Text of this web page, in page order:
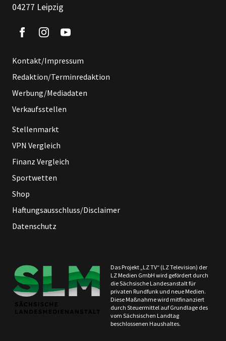
04277 Leipzig
Kontakt/Impressum
Redaktion/Terminredaktion
Werbung/Mediadaten
Verkaufsstellen
Stellenmarkt
VPN Vergleich
Finanz Vergleich
Sportwetten
Shop
Haftungsausschluss/Disclaimer
Datenschutz
Das Projekt „LZ TV“ (LZ Television) der
LZ Medien GmbH wird gefördert durch
die Sächsische Landesanstalt für
privaten Rundfunk und neue Medien.
Diese Maßnahme wird mitfinanziert
durch Steuermittel auf Grundlage des
vom Sächsischen Landtag
beschlossenen Haushaltes.